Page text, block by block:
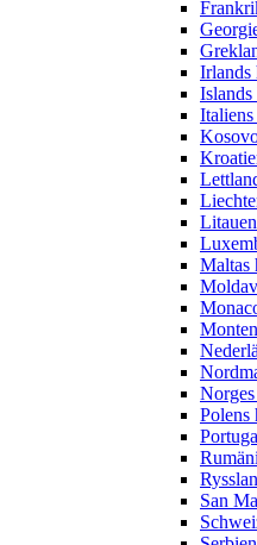
Irlands
Islands
Maltas
Polens
San